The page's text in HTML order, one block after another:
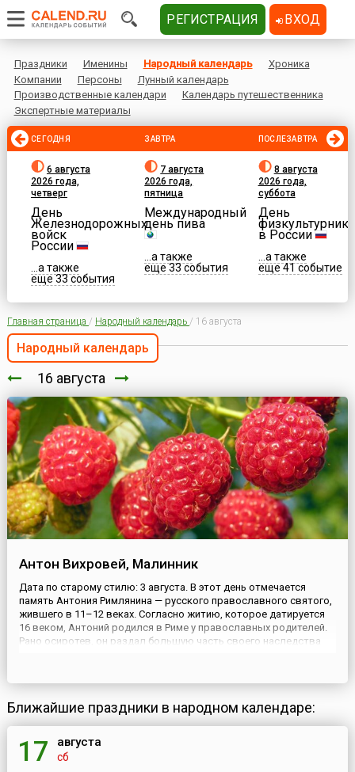
Праздники Именины Народный календарь
Хроника
Компании
Персоны
Лунный календарь
Производственные календари
Календарь путешественника
Экспертные материалы
СЕГОДНЯ
6 августа
2026 года,
четверг
День
Железнодорожных
войск
России
...а также
еще 33 события
ЗАВТРА
7 августа
2026 года,
пятница
Международный
день пива
...а также
еще 33 события
ПОСЛЕЗАВТРА
8 августа
2026 года,
суббота
День
физкультурника
в России
...а также
еще 41 событие
Главная страница / Народный календарь / 16 августа
Народный календарь
16 августа
Антон Вихровей, Малинник
Дата по старому стилю: 3 августа. В этот день отмечается
память Антония Римлянина — русского православного святого,
жившего в 11–12 веках. Согласно житию, которое датируется
16 веком, Антоний родился в Риме у православных родителей.
Рано осиротев, он раздал большую часть своего наследства
Ближайшие праздники в народном календаре:
17 августа
сб
РЕГИСТРАЦИЯ ВХОД